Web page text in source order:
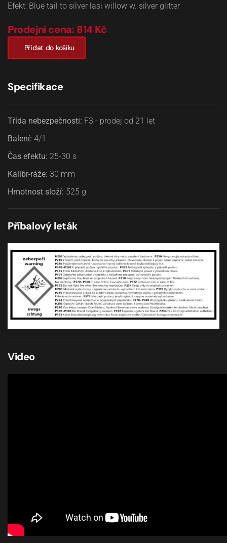
Efekt: Blue tail to silver lasi willow w. silver glitter
Prodejní cena: 814 Kč
Přidat do košíku
Specifikace
Třída nebezpečnosti: F3 - prodej od 21 let
Balení: 4/1
Čas efektu: 25-30 s
Kalibr-ráže: 30 mm
Hmotnost složí: 525 g
Příbalový leták
Video